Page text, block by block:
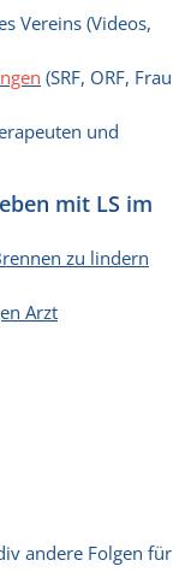
Vereins (Videos,
(SRF, ORF, Frau
und
mit LS im
zu lindern
Arzt
andere Folgen für